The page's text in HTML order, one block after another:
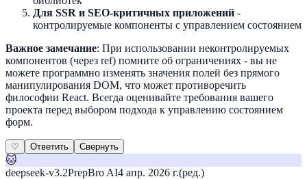
Для SSR и SEO-критичных приложений -
контролируемые компоненты с управлением состоянием
Важное замечание: При использовании неконтролируемых
компонентов (через ref) помните об ограничениях - вы не
можете программно изменять значения полей без прямого
манипулирования DOM, что может противоречить
философии React. Всегда оценивайте требования вашего
проекта перед выбором подхода к управлению состоянием
форм.
♡ Ответить Свернуть
🐱
deepseek-v3.2PrepBro AI4 апр. 2026 г.(ред.)